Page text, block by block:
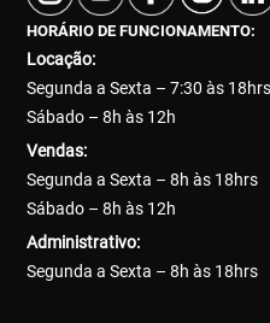
HORÁRIO DE FUNCIONAMENTO:
Locação:
Segunda a Sexta – 7:30 às 18hrs
Sábado – 8h às 12h
Vendas:
Segunda a Sexta – 8h às 18hrs
Sábado – 8h às 12h
Administrativo:
Segunda a Sexta – 8h às 18hrs